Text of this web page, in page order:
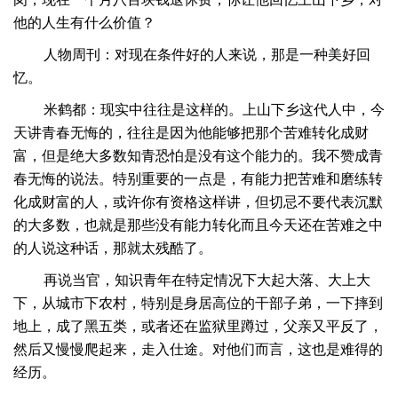
他的人生有什么价值？
人物周刊：对现在条件好的人来说，那是一种美好回
忆。
米鹤都：现实中往往是这样的。上山下乡这代人中，今
天讲青春无悔的，往往是因为他能够把那个苦难转化成财
富，但是绝大多数知青恐怕是没有这个能力的。我不赞成青
春无悔的说法。特别重要的一点是，有能力把苦难和磨练转
化成财富的人，或许你有资格这样讲，但切忌不要代表沉默
的大多数，也就是那些没有能力转化而且今天还在苦难之中
的人说这种话，那就太残酷了。
再说当官，知识青年在特定情况下大起大落、大上大
下，从城市下农村，特别是身居高位的干部子弟，一下摔到
地上，成了黑五类，或者还在监狱里蹲过，父亲又平反了，
然后又慢慢爬起来，走入仕途。对他们而言，这也是难得的
经历。